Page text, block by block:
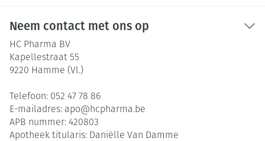
Neem contact met ons op
HC Pharma BV
Kapellestraat 55
9220 Hamme (Vl.)
Telefoon: 052 47 78 86
E-mailadres: apo@hcpharma.be
APB nummer: 420803
Apotheek titularis: Daniëlle Van Damme